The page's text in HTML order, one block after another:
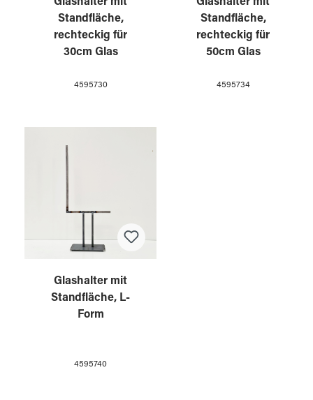
Glashalter mit
Standfläche,
rechteckig für
30cm Glas
4595730
Glashalter mit
Standfläche,
rechteckig für
50cm Glas
4595734
Glashalter mit
Standfläche, L-
Form
4595740